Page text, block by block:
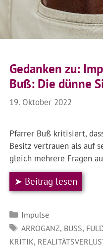
Gedanken zu:
Buß: Die dünne
19. Oktober 2022
Pfarrer Buß kritisiert,
Besitz vertrauen als auf
gleich mehrere Fragen
➤ Beitrag lesen
Kategorien
Impulse
SCHLAGWÖRTER
ARROGANZ, BUSS ,
KRITIK,